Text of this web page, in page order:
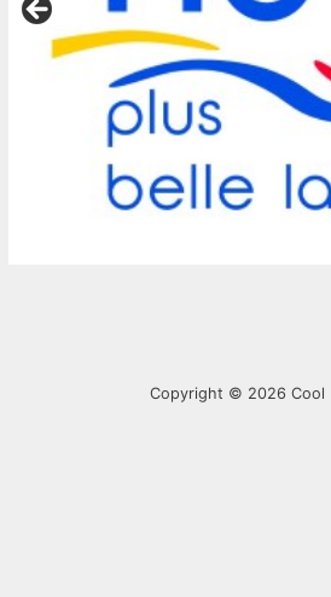
Copyright © 2026 Cool